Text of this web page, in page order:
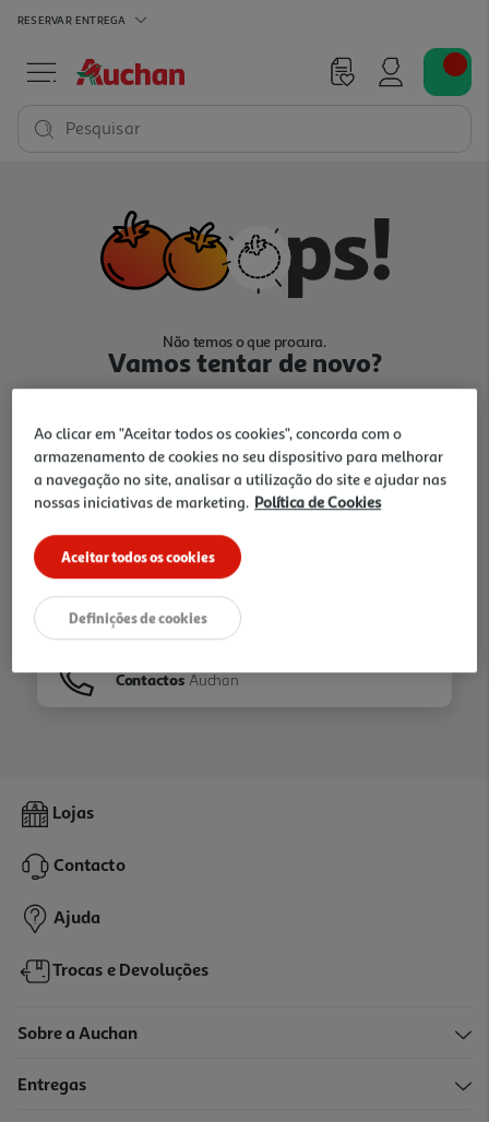
RESERVAR ENTREGA
Pesquisar
Não temos o que procura.
Vamos tentar de novo?
Ir para Homepage
Folhetos
Contactos Auchan
Lojas
Contacto
Ajuda
Trocas e Devoluções
Sobre a Auchan
Entregas
Ao clicar em "Aceitar todos os cookies", concorda com o
armazenamento de cookies no seu dispositivo para melhorar
a navegação no site, analisar a utilização do site e ajudar nas
nossas iniciativas de marketing. Política de Cookies
Aceitar todos os cookies
Definições de cookies